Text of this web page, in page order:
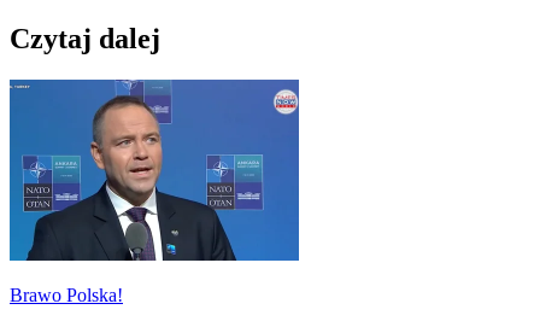
Czytaj dalej
Brawo Polska!